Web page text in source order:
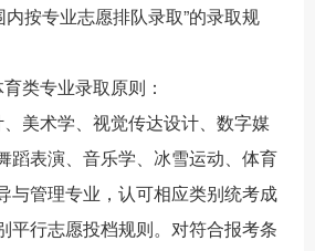
按专业志愿排队录取”的录取规
类专业录取原则：
、美术学、视觉传达设计、数字媒
蹈表演、音乐学、冰雪运动、体育
与管理专业，认可相应类别统考成
平行志愿投档规则。对符合报考条